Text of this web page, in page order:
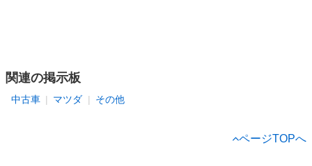
関連の掲示板
中古車 マツダ その他
ページTOPへ